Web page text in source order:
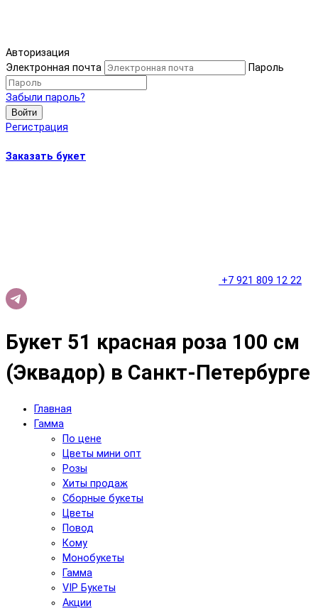
Авторизация
Электронная почта
Пароль
Забыли пароль?
Войти
Регистрация
Заказать букет
+7 921 809 12 22
Букет 51 красная роза 100 см
(Эквадор) в Санкт-Петербурге
Главная
Гамма
По цене
Цветы мини опт
Розы
Хиты продаж
Сборные букеты
Цветы
Повод
Кому
Монобукеты
Гамма
VIP Букеты
Акции